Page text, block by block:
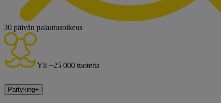
30 päivän palautusoikeus
Yli +25 000 tuotetta
Partyking+